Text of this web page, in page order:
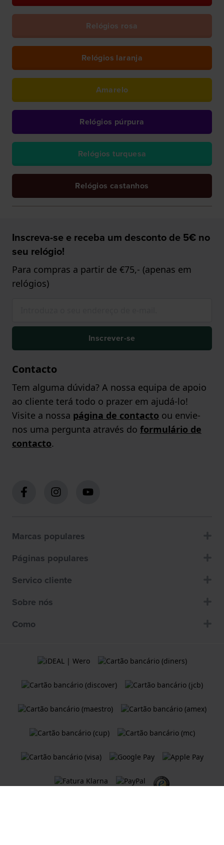
Relógios rosa
Relógios laranja
Amarelo
Relógios púrpura
Relógios turquesa
Relógios castanhos
Inscreva-se e receba um desconto de 5€ no
seu relógio!
Para compras a partir de €75,- (apenas em
relógios)
Inscrever-se
Contacto
Tem alguma dúvida? A nossa equipa de apoio
ao cliente terá todo o prazer em ajudá-lo!
Visite a nossa página de contacto ou envie-
nos uma pergunta através do formulário de
contacto.
Marcas populares
Páginas populares
Servico cliente
Sobre nós
Como